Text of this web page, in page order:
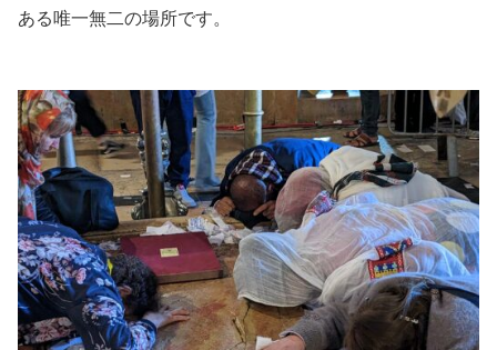
ある唯一無二の場所です。